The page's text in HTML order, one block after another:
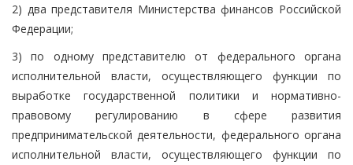
2) два представителя Министерства финансов Российской
Федерации;
3) по одному представителю от федерального органа
исполнительной власти, осуществляющего функции по
выработке государственной политики и нормативно-
правовому регулированию в сфере развития
предпринимательской деятельности, федерального органа
исполнительной власти, осуществляющего функции по